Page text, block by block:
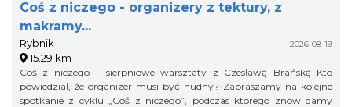
Coś z niczego - organizery z tektury, z
makramy...
Rybnik 2026-08-19
15.29 km
Coś z niczego – sierpniowe warsztaty z Czesławą Brańską Kto
powiedział, że organizer musi być nudny? Zapraszamy na kolejne
spotkanie z cyklu „Coś z niczego”, podczas którego znów damy